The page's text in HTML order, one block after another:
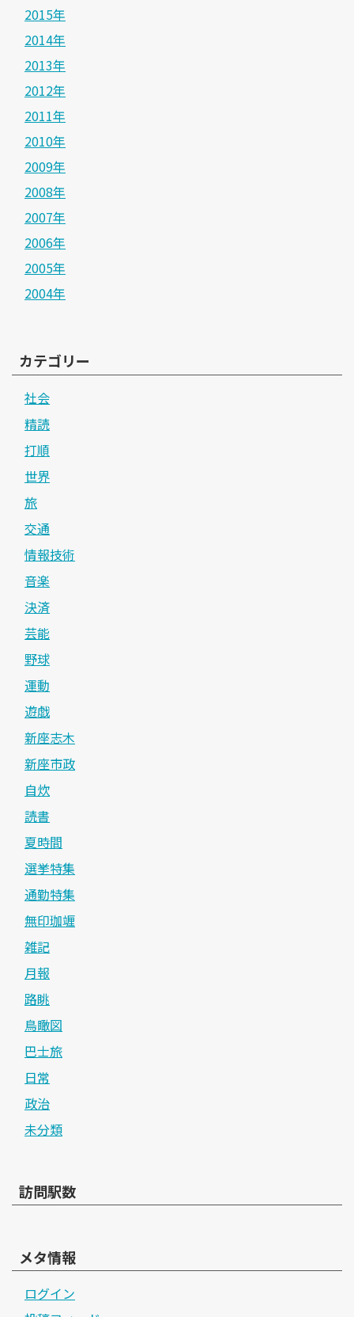
2015年
2014年
2013年
2012年
2011年
2010年
2009年
2008年
2007年
2006年
2005年
2004年
カテゴリー
社会
精読
打順
世界
旅
交通
情報技術
音楽
決済
芸能
野球
運動
遊戯
新座志木
新座市政
自炊
読書
夏時間
選挙特集
通勤特集
無印珈竰
雑記
月報
路眺
鳥瞰図
巴士旅
日常
政治
未分類
訪問駅数
メタ情報
ログイン